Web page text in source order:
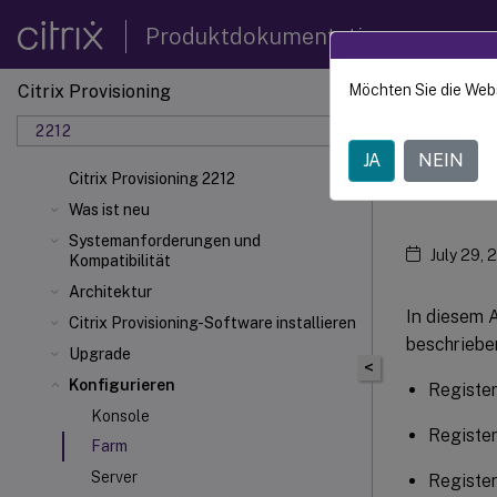
Produktdokumentation
Citrix Provisioning
2212
Citrix Provisioning 2212
Was ist neu
Systemanforderungen und
Kompatibilität
Architektur
Citrix Provisioning-Software installieren
Upgrade
Konfigurieren
Konsole
Farm
Server
Citrix
<
Farm
July 29,
In diesem
Möchten Sie die
JA NEIN